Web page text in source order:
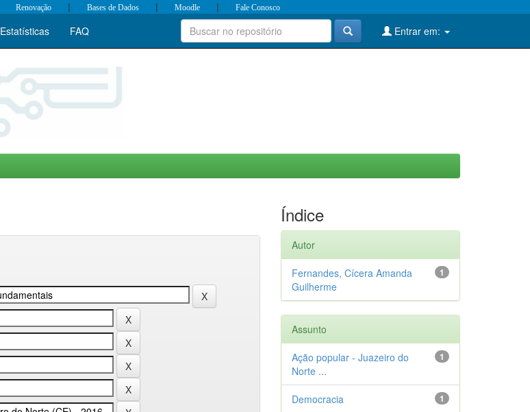
Renovação | Bases de Dados | Moodle | Fale Conosco
Estatísticas FAQ Entrar em:
Índice
Autor
1
Fernandes, Cícera Amanda
Guilherme
Assunto
1
Ação popular - Juazeiro do
Norte ...
1
Democracia